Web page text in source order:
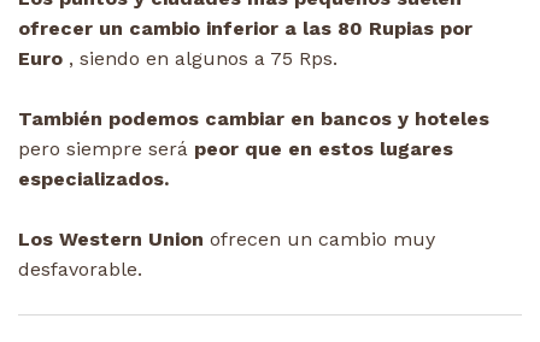
ofrecer un cambio inferior a las 80 Rupias por
Euro , siendo en algunos a 75 Rps.
También podemos cambiar en bancos y hoteles
pero siempre será peor que en estos lugares
especializados.
Los Western Union ofrecen un cambio muy
desfavorable.